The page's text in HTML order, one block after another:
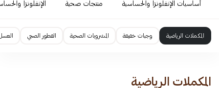
أساسيات الإنفلونزا والحساسية منتجات صحية الإنفلونزا
المكملات الرياضية وجبات خفيفة المشروبات الصحية الفطور الصحي
المكملات الرياضية